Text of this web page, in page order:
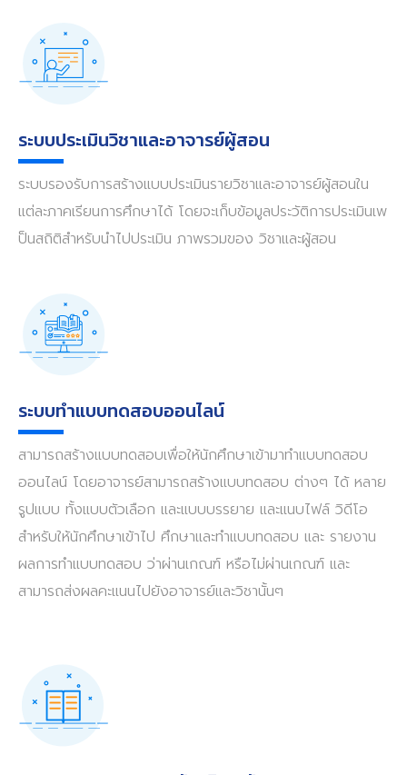
ระบบประเมินวิชาและอาจารย์ผู้สอน
ระบบรองรับการสร้างแบบประเมินรายวิชาและอาจารย์ผู้สอนใน
แต่ละภาคเรียนการศึกษาได้ โดยจะเก็บข้อมูลประวัติการประเมินเพ
ป็นสถิติสำหรับนำไปประเมิน ภาพรวมของ วิชาและผู้สอน
ระบบทำแบบทดสอบออนไลน์
สามารถสร้างแบบทดสอบเพื่อให้นักศึกษาเข้ามาทำแบบทดสอบ
ออนไลน์ โดยอาจารย์สามารถสร้างแบบทดสอบ ต่างๆ ได้ หลาย
รูปแบบ ทั้งแบบตัวเลือก และแบบบรรยาย และแนบไฟล์ วิดีโอ
สำหรับให้นักศึกษาเข้าไป ศึกษาและทำแบบทดสอบ และ รายงาน
ผลการทำแบบทดสอบ ว่าผ่านเกณฑ์ หรือไม่ผ่านเกณฑ์ และ
สามารถส่งผลคะแนนไปยังอาจารย์และวิชานั้นๆ